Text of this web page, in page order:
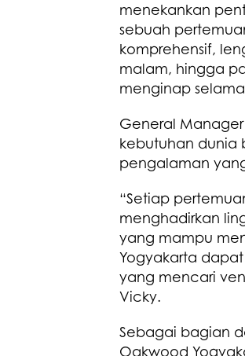
menekankan
sebuah
komprehensif,
malam, hingga
menginap
General
kebutuhan dunia
pengalaman
“Setiap
menghadirkan
yang mampu
Yogyakarta
yang mencari
Vicky.
Sebagai bagian
Oakwood